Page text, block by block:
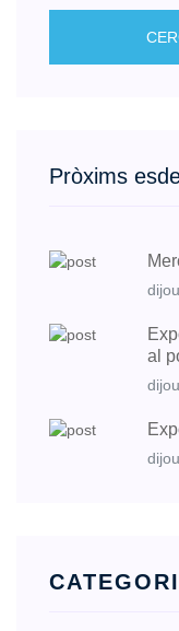
Pròxims
al